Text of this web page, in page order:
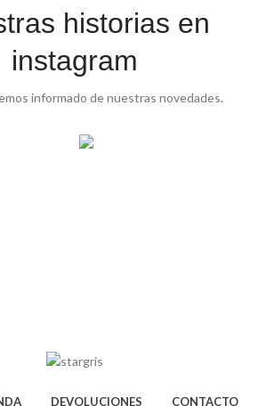
historias en
instagram
informado de nuestras novedades.
DEVOLUCIONES CONTACTO